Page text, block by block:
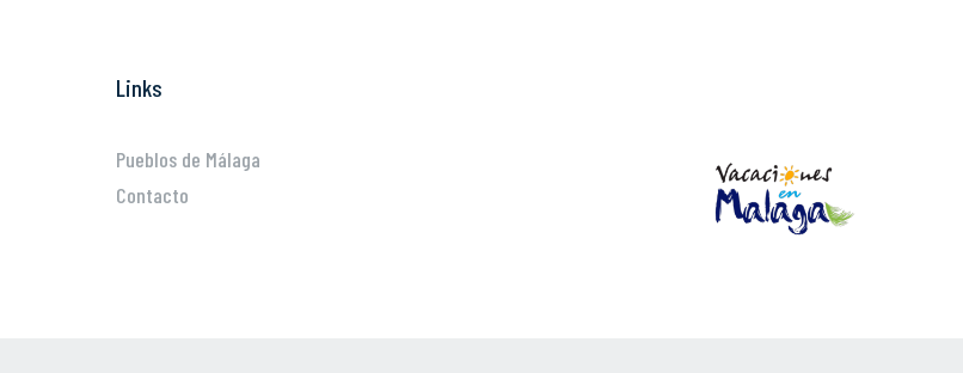
Links
Pueblos de Málaga
Contacto